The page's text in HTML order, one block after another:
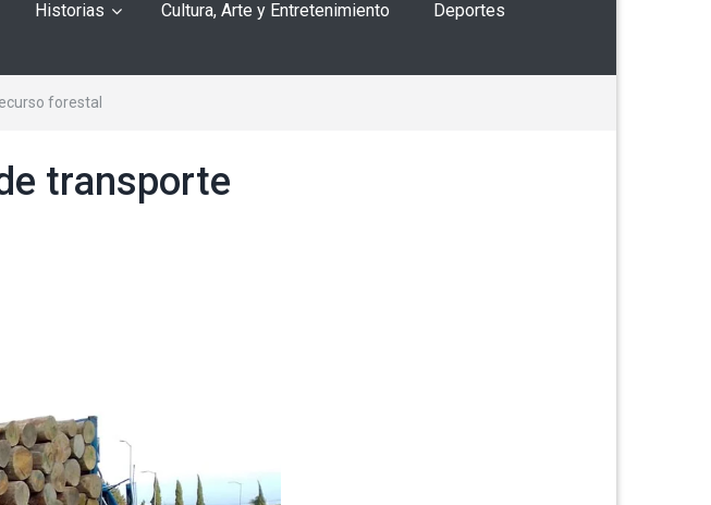
Historias Cultura, Arte y Entretenimiento Deportes
forestal
transporte